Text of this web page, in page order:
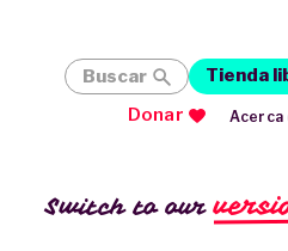
Switch to our
Buscar Tienda
Donar
Acerca